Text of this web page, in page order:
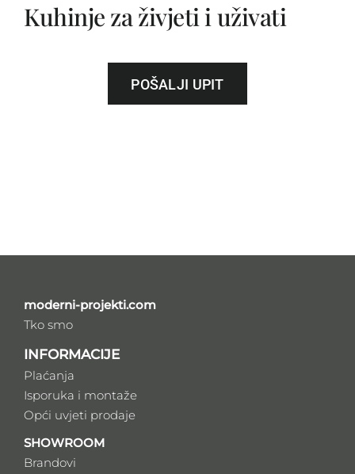
Kuhinje za živjeti i uživati
POŠALJI UPIT
moderni-projekti.com
Tko smo
INFORMACIJE
Plaćanja
Isporuka i montaže
Opći uvjeti prodaje
SHOWROOM
Brandovi